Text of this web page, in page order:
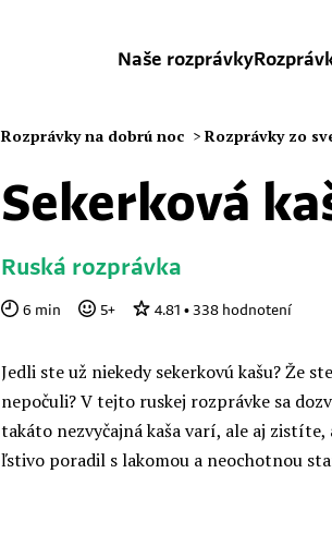
Naše rozprávky
Rozprávky na dobrú noc > Rozprávky zo
Sekerková
Ruská rozprávka
6 min 5+ 4.81 • 338 hodnotení
Jedli ste už niekedy sekerkovú kašu? Že
nepočuli? V tejto ruskej rozprávke sa
takáto nezvyčajná kaša varí, ale aj
ľstivo poradil s lakomou a neochotnou